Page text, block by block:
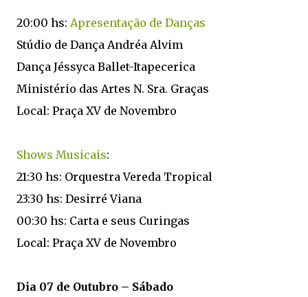
20:00 hs: Apresentação de Danças
Stúdio de Dança Andréa Alvim
Dança Jéssyca Ballet-Itapecerica
Ministério das Artes N. Sra. Graças
Local: Praça XV de Novembro
Shows Musicais:
21:30 hs: Orquestra Vereda Tropical
23:30 hs: Desirré Viana
00:30 hs: Carta e seus Curingas
Local: Praça XV de Novembro
Dia 07 de Outubro – Sábado